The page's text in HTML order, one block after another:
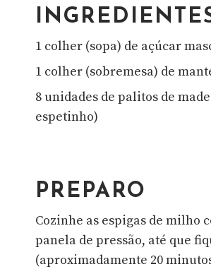
1 colher (sopa) de açúcar
1 colher (sobremesa) de
8 unidades de palitos de
espetinho)
PREPARO
Cozinhe as espigas de milho
panela de pressão, até que
(aproximadamente 20